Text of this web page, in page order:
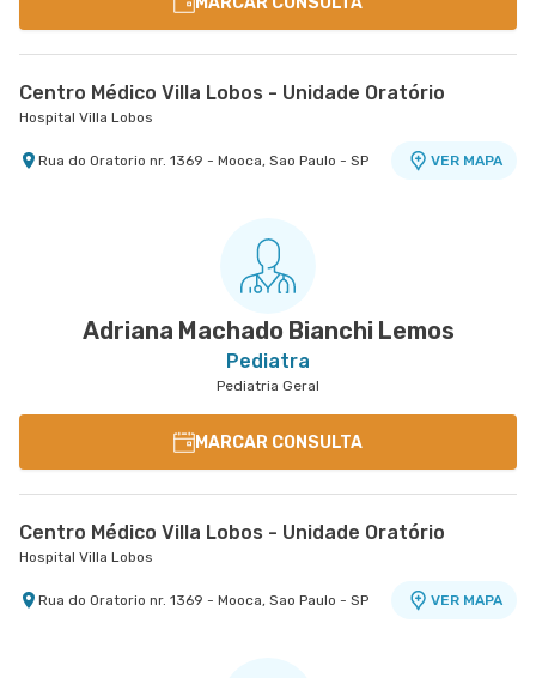
Centro Médico Villa Lobos - Unidade Oratório
Hospital Villa Lobos
Rua do Oratorio nr. 1369 - Mooca, Sao Paulo - SP VER MAPA
Adriana Machado Bianchi Lemos
Pediatra
Pediatria Geral
MARCAR CONSULTA
Centro Médico Villa Lobos - Unidade Oratório
Hospital Villa Lobos
Rua do Oratorio nr. 1369 - Mooca, Sao Paulo - SP VER MAPA